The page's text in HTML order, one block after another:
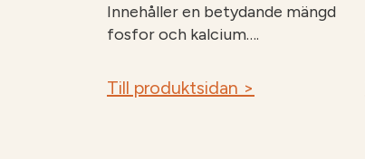
Innehåller en betydande mängd
fosfor och kalcium….
Till produktsidan >